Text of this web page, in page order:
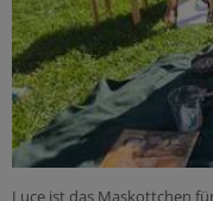
Luce ist das Maskottchen